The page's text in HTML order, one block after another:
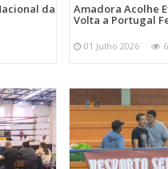
da Amadora Acolhe
Volta a Portugal
01 Julho 2026